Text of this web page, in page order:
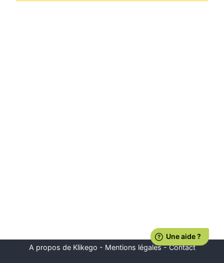
A propos de Klikego - Mentions légales-Contact